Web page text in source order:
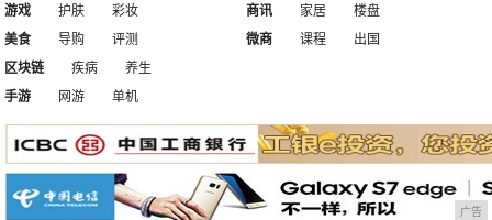
游戏
护肤
彩妆
美食
导购 评测
商讯 家居
楼盘
微商
课程
出国
区块链
疾病
养生
手游
网游 单机
广告